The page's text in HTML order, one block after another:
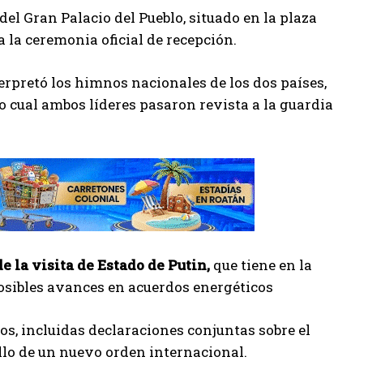
Gran Palacio del Pueblo, situado en la plaza
la ceremonia oficial de recepción.
los himnos nacionales de los dos países,
ambos líderes pasaron revista a la guardia
la visita de Estado de Putin, que tiene en la
avances en acuerdos energéticos
incluidas declaraciones conjuntas sobre el
de un nuevo orden internacional.